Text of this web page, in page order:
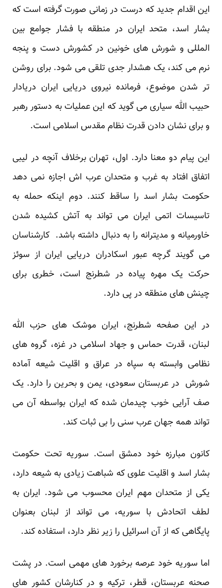
این اقدام جدید که درست در زمانی صورت گرفته است که
بشار اسد، متحد ایران در منطقه با فشار جوامع بین
المللی و شورش های خونین در کشورش دست و پنجه
نرم می کند، یک هشدار جدی تلقی می شود. برای روشن
تر شدن موضوع، فرمانده نیروی دریایی ایران دریادار
حبیب الله سیاری می گوید که این عملیات به دستور رهبر
و برای نشان دادن قدرت نظام مقدس اسلامی است.
این پیام دو معنا دارد. اول، تهران برخلاف آنچه در لیبی
اتفاق افتاد به غرب و متحدان عرب اش اجازه نمی دهد
حکومت بشار اسد را ساقط کنند. دوم اینکه حمله به
تاسیسات اتمی ایران می تواند به آتش کشیده شدن
خاورمیانه و مدیترانه را به دنبال داشته باشد. کارشناسان
می گویند گرچه عبور اسکادران دریایی ایران از سوئز
حرکت یک مهره پیاده در شطرنج است، خطری برای
چینش های منطقه در پی دارد.
در این صفحه شطرنج، ایران موشک های حزب الله
لبنان، قدرت حماس و جهاد اسلامی در غزه، گروه های
نظامی وابسته به سپاه در عراق و اقلیت شیعه آماده
شورش در عربستان سعودی، یمن و بحرین را دارد. یک
صف آرایی خوب چیدمان شده که ایران بواسطه آن می
تواند همه جهان عرب سنی را بی ثبات کند.
کانون مبارزه خود دمشق است. سوریه تحت حکومت
بشار اسد و اقلیت علوی که شباهت زیادی به شیعه دارد،
یکی از متحدان مهم ایران محسوب می شود. ایران به
لطف اتحادش با سوریه، می تواند از لبنان بعنوان
پایگاهی که از آن اسرائیل را زیر نظر دارد، استفاده کند.
اما سوریه خود عرصه برخورد های مهمی است. در پشت
صحنه عربستان، قطر، ترکیه و در کنارشان کشور های